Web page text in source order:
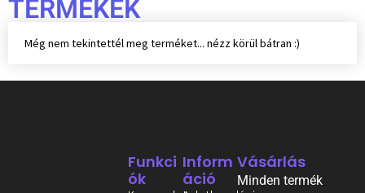
TERMÉKEK
Még nem tekintettél meg terméket... nézz körül bátran :)
Inform
Áció
Funkci
Ók
Vásárlás
Minden termék